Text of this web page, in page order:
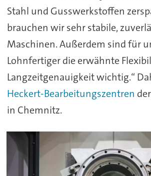
Stahl und Gusswerkstoffen
brauchen wir sehr stabile,
Maschinen. Außerdem sind für
Lohnfertiger die erwähnte
Langzeitgenauigkeit wichtig.“
Heckert-Bearbeitungszentren
in Chemnitz.